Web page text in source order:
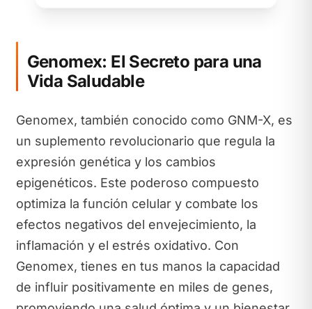
Genomex: El Secreto para una
Vida Saludable
Genomex, también conocido como GNM-X, es
un suplemento revolucionario que regula la
expresión genética y los cambios
epigenéticos. Este poderoso compuesto
optimiza la función celular y combate los
efectos negativos del envejecimiento, la
inflamación y el estrés oxidativo. Con
Genomex, tienes en tus manos la capacidad
de influir positivamente en miles de genes,